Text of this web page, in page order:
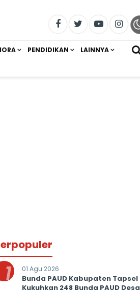
PENDIDIKAN LAINNYA
1 01 Agu 2026
Bunda PAUD Kabupaten Tapsel
Kukuhkan 248 Bunda PAUD Desa